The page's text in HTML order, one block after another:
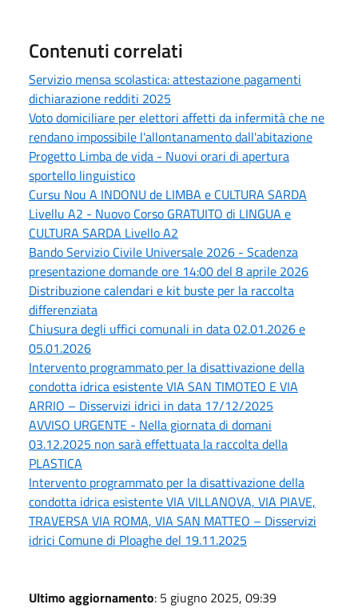
Contenuti correlati
Servizio mensa scolastica: attestazione pagamenti
dichiarazione redditi 2025
Voto domiciliare per elettori affetti da infermità che ne
rendano impossibile l'allontanamento dall'abitazione
Progetto Limba de vida - Nuovi orari di apertura
sportello linguistico
Cursu Nou A INDONU de LIMBA e CULTURA SARDA
Livellu A2 - Nuovo Corso GRATUITO di LINGUA e
CULTURA SARDA Livello A2
Bando Servizio Civile Universale 2026 - Scadenza
presentazione domande ore 14:00 del 8 aprile 2026
Distribuzione calendari e kit buste per la raccolta
differenziata
Chiusura degli uffici comunali in data 02.01.2026 e
05.01.2026
Intervento programmato per la disattivazione della
condotta idrica esistente VIA SAN TIMOTEO E VIA
ARRIO – Disservizi idrici in data 17/12/2025
AVVISO URGENTE - Nella giornata di domani
03.12.2025 non sarà effettuata la raccolta della
PLASTICA
Intervento programmato per la disattivazione della
condotta idrica esistente VIA VILLANOVA, VIA PIAVE,
TRAVERSA VIA ROMA, VIA SAN MATTEO – Disservizi
idrici Comune di Ploaghe del 19.11.2025
Ultimo aggiornamento: 5 giugno 2025, 09:39